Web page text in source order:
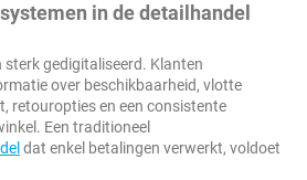
in de detailhandel
sterk gedigitaliseerd. Klanten
over beschikbaarheid, vlotte
retouropties en een consistente
Een traditioneel
dat enkel betalingen verwerkt, voldoet